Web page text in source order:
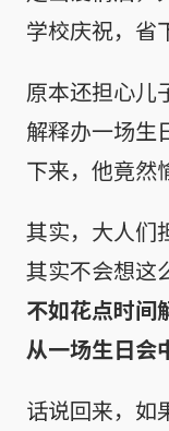
学校庆祝，省
原本还担心儿
解释办一场生
下来，他竟然
其实，大人们
其实不会想这
不如花点时间
从一场生日会
话说回来，如